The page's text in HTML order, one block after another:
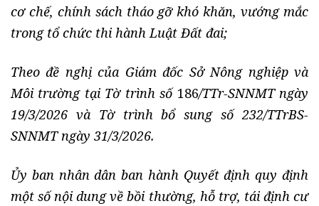
cơ chế, chính sách tháo gỡ khó khăn, vướng mắc
trong tổ chức thi hành Luật Đất đai;
Theo đề nghị của Giám đốc Sở Nông nghiệp và
Môi trường tại Tờ trình số 186/TTr-SNNMT ngày
19/3/2026 và Tờ trình bổ sung số 232/TTrBS-
SNNMT ngày 31/3/2026.
Ủy ban nhân dân ban hành Quyết định quy định
một số nội dung về bồi thường, hỗ trợ, tái định cư